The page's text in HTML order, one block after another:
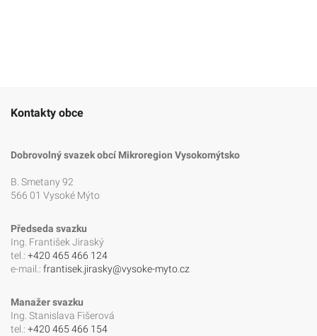
Kontakty obce
Dobrovolný svazek obcí Mikroregion Vysokomýtsko
B. Smetany 92
566 01 Vysoké Mýto
Předseda svazku
Ing. František Jiraský
tel.: +420 465 466 124
e-mail.: frantisek.jirasky@vysoke-myto.cz
Manažer svazku
Ing. Stanislava Fišerová
tel.: +420 465 466 154